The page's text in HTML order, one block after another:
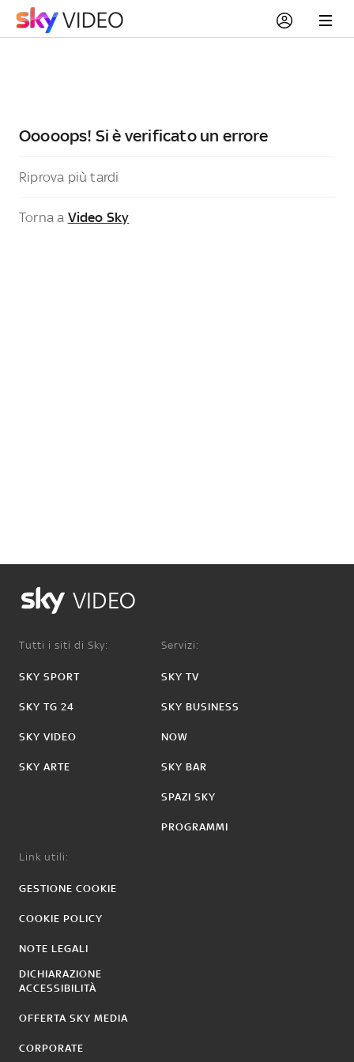
Ooooops! Si è verificato un errore
Riprova più tardi
Torna a Video Sky
VIDEO
Tutti i siti di Sky:
SKY SPORT
SKY TG 24
SKY VIDEO
SKY ARTE
Servizi:
SKY TV
SKY BUSINESS
NOW
SKY BAR
SPAZI SKY
PROGRAMMI
Link utili:
GESTIONE COOKIE
COOKIE POLICY
NOTE LEGALI
DICHIARAZIONE
ACCESSIBILITÀ
OFFERTA SKY MEDIA
CORPORATE